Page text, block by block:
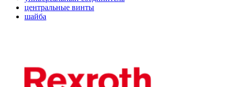
центральные винты
шайба